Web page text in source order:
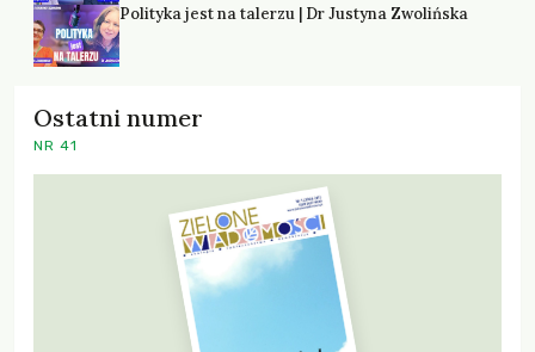
Polityka jest na talerzu | Dr Justyna Zwolińska
Ostatni numer
NR 41